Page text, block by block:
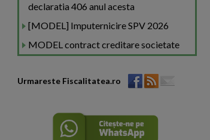
declaratia 406 anul acesta
[MODEL] Imputernicire SPV 2026
MODEL contract creditare societate
Urmareste Fiscalitatea.ro